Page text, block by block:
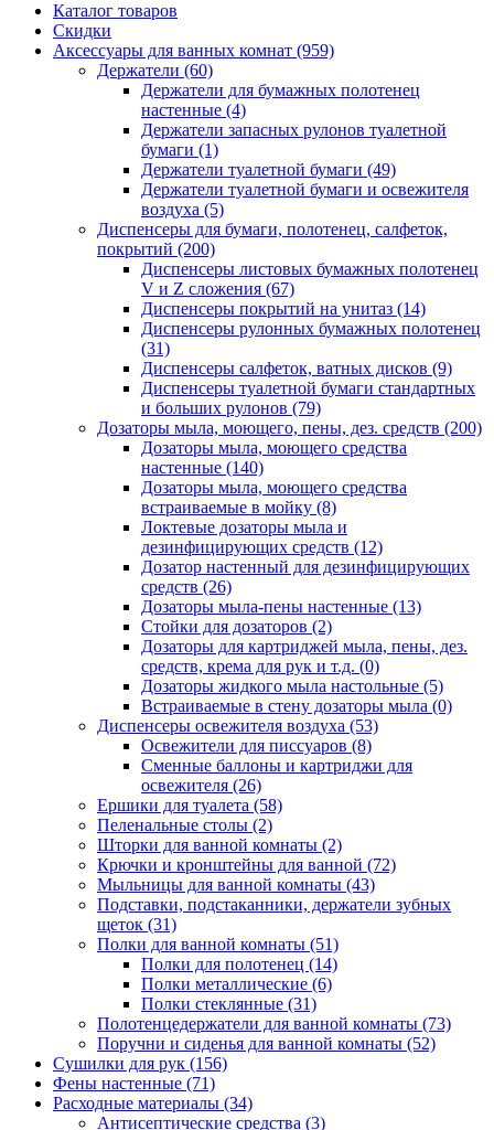
Каталог товаров
Скидки
Аксессуары для ванных комнат (959)
Держатели (60)
Держатели для бумажных полотенец
настенные (4)
Держатели запасных рулонов туалетной
бумаги (1)
Держатели туалетной бумаги (49)
Держатели туалетной бумаги и освежителя
воздуха (5)
Диспенсеры для бумаги, полотенец, салфеток,
покрытий (200)
Диспенсеры листовых бумажных полотенец
V и Z сложения (67)
Диспенсеры покрытий на унитаз (14)
Диспенсеры рулонных бумажных полотенец
(31)
Диспенсеры салфеток, ватных дисков (9)
Диспенсеры туалетной бумаги стандартных
и больших рулонов (79)
Дозаторы мыла, моющего, пены, дез. средств (200)
Дозаторы мыла, моющего средства
настенные (140)
Дозаторы мыла, моющего средства
встраиваемые в мойку (8)
Локтевые дозаторы мыла и
дезинфицирующих средств (12)
Дозатор настенный для дезинфицирующих
средств (26)
Дозаторы мыла-пены настенные (13)
Стойки для дозаторов (2)
Дозаторы для картриджей мыла, пены, дез.
средств, крема для рук и т.д. (0)
Дозаторы жидкого мыла настольные (5)
Встраиваемые в стену дозаторы мыла (0)
Диспенсеры освежителя воздуха (53)
Освежители для писсуаров (8)
Сменные баллоны и картриджи для
освежителя (26)
Ершики для туалета (58)
Пеленальные столы (2)
Шторки для ванной комнаты (2)
Крючки и кронштейны для ванной (72)
Мыльницы для ванной комнаты (43)
Подставки, подстаканники, держатели зубных
щеток (31)
Полки для ванной комнаты (51)
Полки для полотенец (14)
Полки металлические (6)
Полки стеклянные (31)
Полотенцедержатели для ванной комнаты (73)
Поручни и сиденья для ванной комнаты (52)
Сушилки для рук (156)
Фены настенные (71)
Расходные материалы (34)
Антисептические средства (3)